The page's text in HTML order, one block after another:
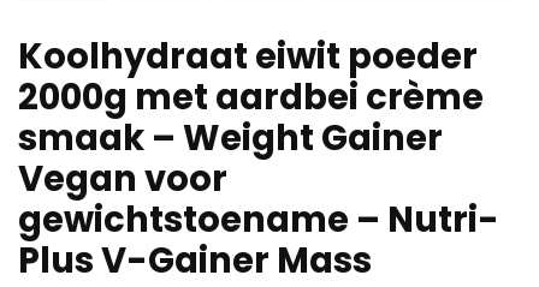
Koolhydraat eiwit poeder
2000g met aardbei crème
smaak – Weight Gainer
Vegan voor
gewichtstoename – Nutri-
Plus V-Gainer Mass